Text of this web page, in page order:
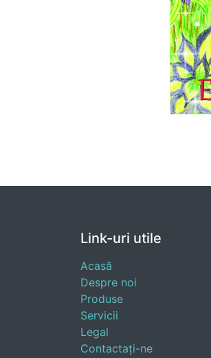
Link-uri utile
Acasă
Despre noi
Produse
Servicii
Legal
Contactați-ne